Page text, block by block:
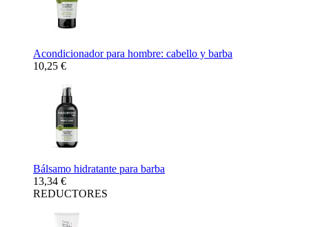
Acondicionador para hombre: cabello y barba
10,25 €
Bálsamo hidratante para barba
13,34 €
REDUCTORES